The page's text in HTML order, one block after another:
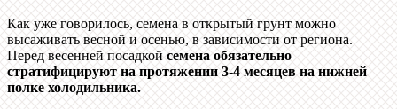
Как уже говорилось, семена в открытый грунт можно
высаживать весной и осенью, в зависимости от региона.
Перед весенней посадкойсемена обязательно
стратифицируют на протяжении 3-4 месяцев на нижней
полке холодильника.